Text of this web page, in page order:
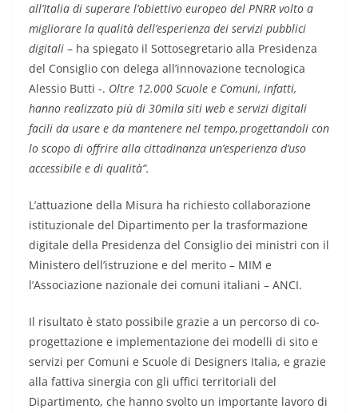
all’Italia di superare l’obiettivo europeo del PNRR volto a
migliorare la qualità dell’esperienza dei servizi pubblici
digitali – ha spiegato il Sottosegretario alla Presidenza
del Consiglio con delega all’innovazione tecnologica
Alessio Butti -. Oltre 12.000 Scuole e Comuni, infatti,
hanno realizzato più di 30mila siti web e servizi digitali
facili da usare e da mantenere nel tempo, progettandoli con
lo scopo di offrire alla cittadinanza un’esperienza d’uso
accessibile e di qualità”.
L’attuazione della Misura ha richiesto collaborazione
istituzionale del Dipartimento per la trasformazione
digitale della Presidenza del Consiglio dei ministri con il
Ministero dell’istruzione e del merito – MIM e
l’Associazione nazionale dei comuni italiani – ANCI.
Il risultato è stato possibile grazie a un percorso di co-
progettazione e implementazione dei modelli di sito e
servizi per Comuni e Scuole di Designers Italia, e grazie
alla fattiva sinergia con gli uffici territoriali del
Dipartimento, che hanno svolto un importante lavoro di